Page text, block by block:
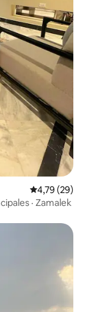
Évaluation
4,79 (29)
· Zamalek